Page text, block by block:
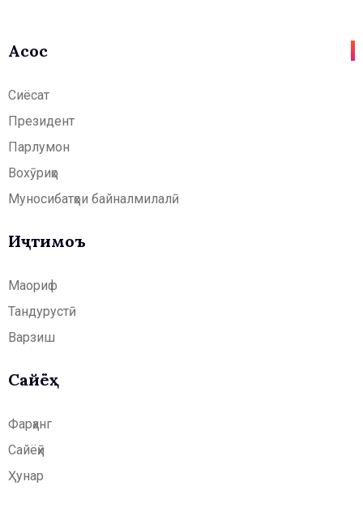
Асосӣ
Сиёсат
Президент
Парлумон
Вохӯриҳо
Муносибатҳои байналмилалӣ
Иҷтимоъ
Маориф
Тандурустӣ
Варзиш
Сайёҳӣ
Фарҳанг
Сайёҳӣ
Ҳунар